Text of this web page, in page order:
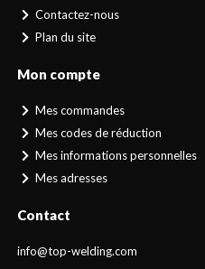
Contactez-nous
Plan du site
Mon compte
Mes commandes
Mes codes de réduction
Mes informations personnelles
Mes adresses
Contact
info@top-welding.com